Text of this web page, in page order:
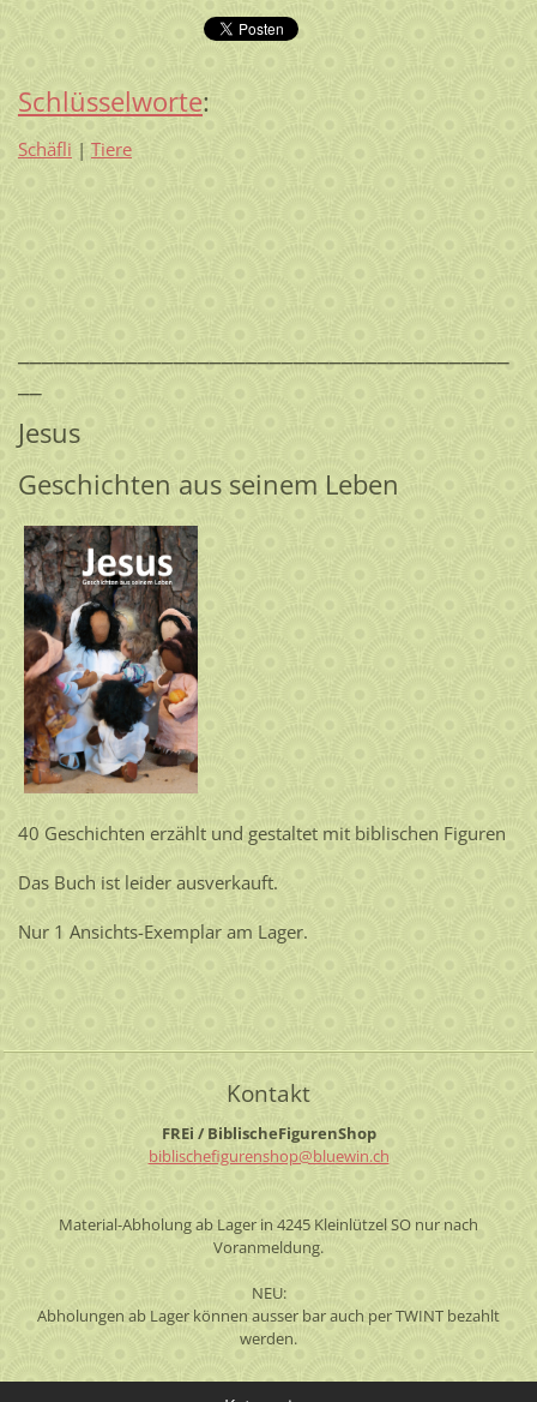
Schlüsselworte:
Schäfli | Tiere
_________________________________________
__
Jesus
Geschichten aus seinem Leben
40 Geschichten erzählt und gestaltet mit biblischen Figuren
Das Buch ist leider ausverkauft.
Nur 1 Ansichts-Exemplar am Lager.
Kontakt
FREi / BiblischeFigurenShop
biblischefigurenshop@bluewin.ch
Material-Abholung ab Lager in 4245 Kleinlützel SO nur nach
Voranmeldung.
NEU:
Abholungen ab Lager können ausser bar auch per TWINT bezahlt
werden.